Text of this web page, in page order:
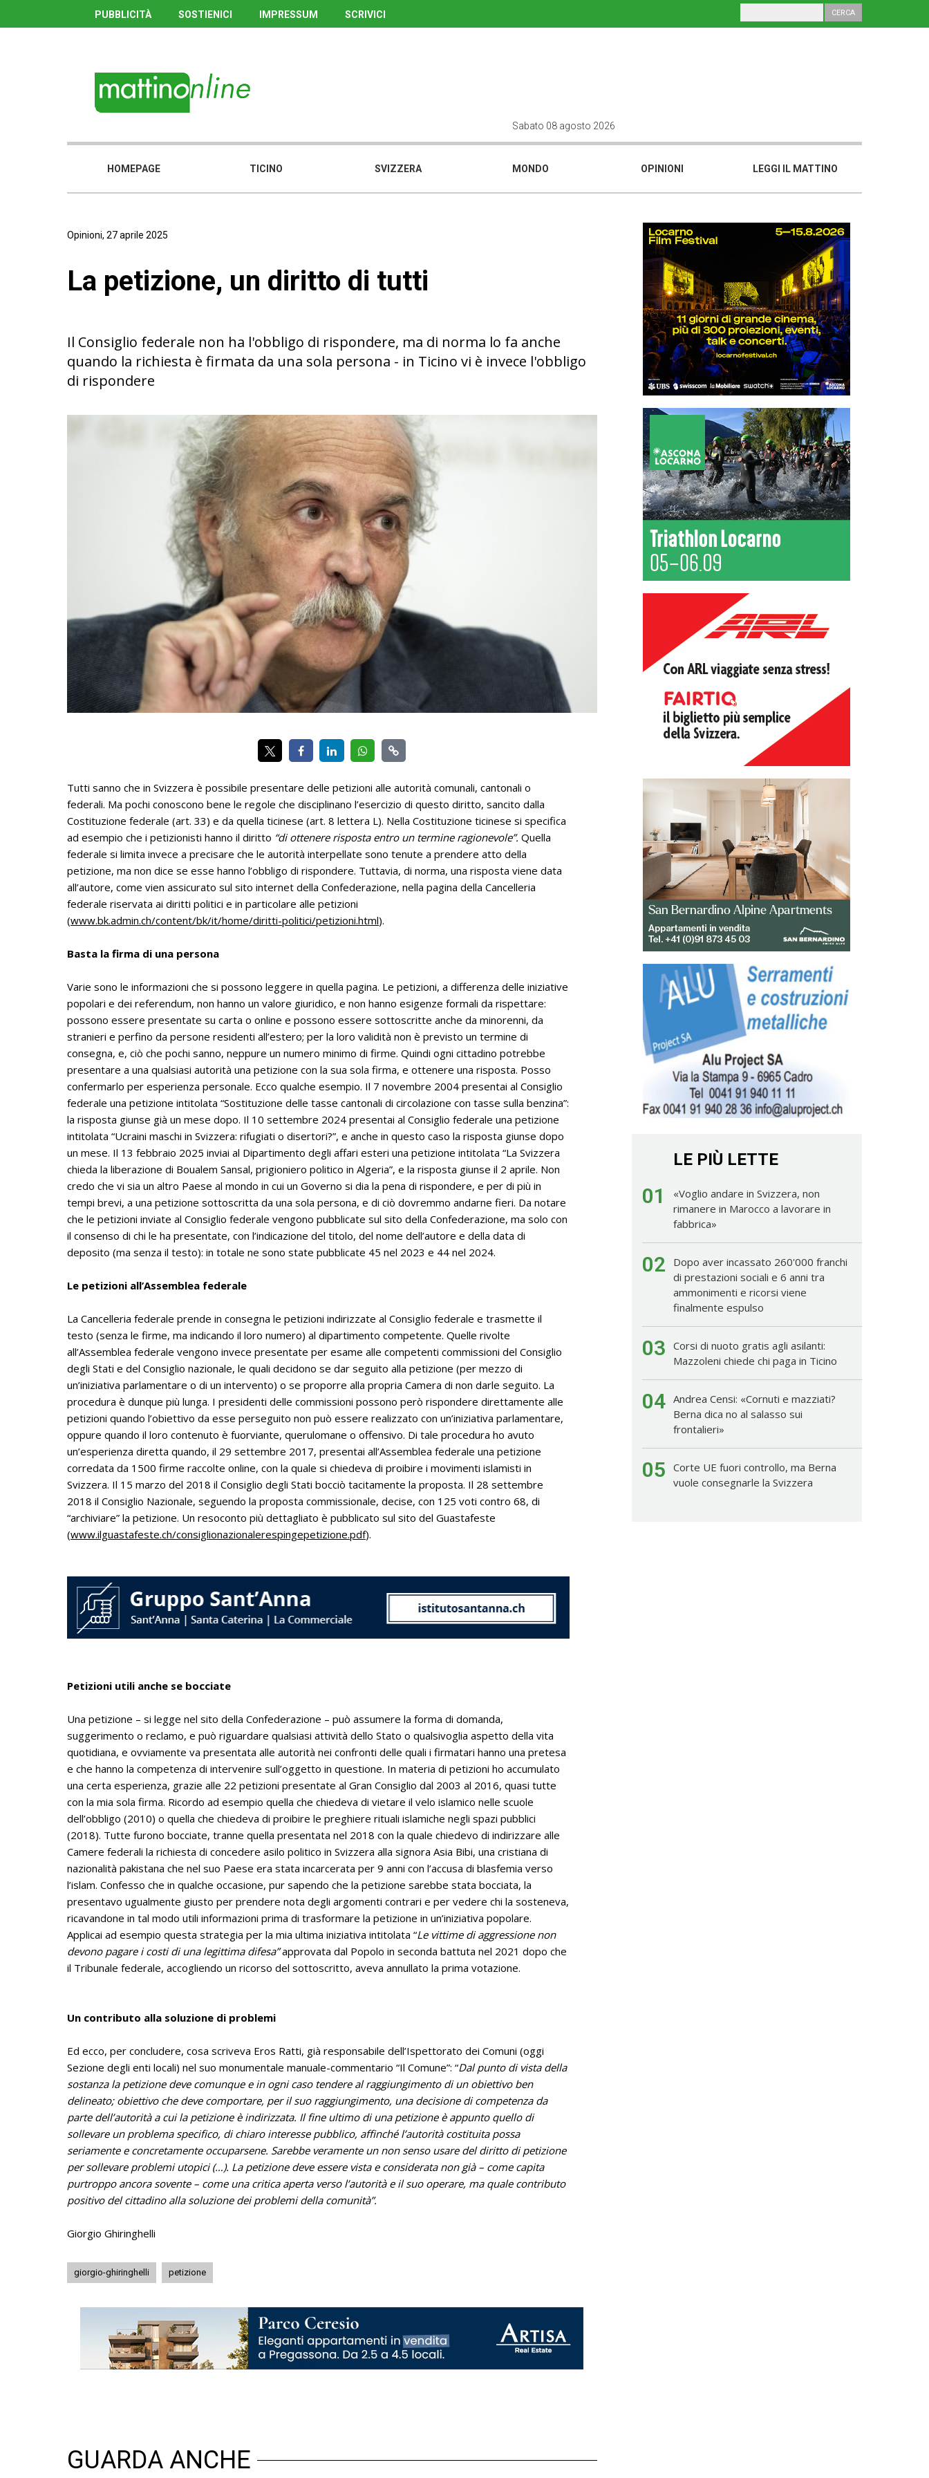
PUBBLICITÀ SOSTIENICI IMPRESSUM SCRIVICI
Sabato 08 agosto 2026
HOMEPAGE TICINO SVIZZERA MONDO OPINIONI LEGGI IL MATTINO
Opinioni, 27 aprile 2025
La petizione, un diritto di tutti
Il Consiglio federale non ha l'obbligo di rispondere, ma di norma lo fa anche
quando la richiesta è firmata da una sola persona - in Ticino vi è invece l'obbligo
di rispondere
Tutti sanno che in Svizzera è possibile presentare delle petizioni alle autorità comunali, cantonali o
federali. Ma pochi conoscono bene le regole che disciplinano l’esercizio di questo diritto, sancito dalla
Costituzione federale (art. 33) e da quella ticinese (art. 8 lettera L). Nella Costituzione ticinese si specifica
ad esempio che i petizionisti hanno il diritto “di ottenere risposta entro un termine ragionevole”. Quella
federale si limita invece a precisare che le autorità interpellate sono tenute a prendere atto della
petizione, ma non dice se esse hanno l’obbligo di rispondere. Tuttavia, di norma, una risposta viene data
all’autore, come vien assicurato sul sito internet della Confederazione, nella pagina della Cancelleria
federale riservata ai diritti politici e in particolare alle petizioni
(www.bk.admin.ch/content/bk/it/home/diritti-politici/petizioni.html).
Basta la firma di una persona
Varie sono le informazioni che si possono leggere in quella pagina. Le petizioni, a differenza delle iniziative
popolari e dei referendum, non hanno un valore giuridico, e non hanno esigenze formali da rispettare:
possono essere presentate su carta o online e possono essere sottoscritte anche da minorenni, da
stranieri e perfino da persone residenti all’estero; per la loro validità non è previsto un termine di
consegna, e, ciò che pochi sanno, neppure un numero minimo di firme. Quindi ogni cittadino potrebbe
presentare a una qualsiasi autorità una petizione con la sua sola firma, e ottenere una risposta. Posso
confermarlo per esperienza personale. Ecco qualche esempio. Il 7 novembre 2004 presentai al Consiglio
federale una petizione intitolata “Sostituzione delle tasse cantonali di circolazione con tasse sulla benzina”:
la risposta giunse già un mese dopo. Il 10 settembre 2024 presentai al Consiglio federale una petizione
intitolata “Ucraini maschi in Svizzera: rifugiati o disertori?”, e anche in questo caso la risposta giunse dopo
un mese. Il 13 febbraio 2025 inviai al Dipartimento degli affari esteri una petizione intitolata “La Svizzera
chieda la liberazione di Boualem Sansal, prigioniero politico in Algeria”, e la risposta giunse il 2 aprile. Non
credo che vi sia un altro Paese al mondo in cui un Governo si dia la pena di rispondere, e per di più in
tempi brevi, a una petizione sottoscritta da una sola persona, e di ciò dovremmo andarne fieri. Da notare
che le petizioni inviate al Consiglio federale vengono pubblicate sul sito della Confederazione, ma solo con
il consenso di chi le ha presentate, con l’indicazione del titolo, del nome dell’autore e della data di
deposito (ma senza il testo): in totale ne sono state pubblicate 45 nel 2023 e 44 nel 2024.
Le petizioni all’Assemblea federale
La Cancelleria federale prende in consegna le petizioni indirizzate al Consiglio federale e trasmette il
testo (senza le firme, ma indicando il loro numero) al dipartimento competente. Quelle rivolte
all’Assemblea federale vengono invece presentate per esame alle competenti commissioni del Consiglio
degli Stati e del Consiglio nazionale, le quali decidono se dar seguito alla petizione (per mezzo di
un’iniziativa parlamentare o di un intervento) o se proporre alla propria Camera di non darle seguito. La
procedura è dunque più lunga. I presidenti delle commissioni possono però rispondere direttamente alle
petizioni quando l’obiettivo da esse perseguito non può essere realizzato con un’iniziativa parlamentare,
oppure quando il loro contenuto è fuorviante, querulomane o offensivo. Di tale procedura ho avuto
un’esperienza diretta quando, il 29 settembre 2017, presentai all’Assemblea federale una petizione
corredata da 1500 firme raccolte online, con la quale si chiedeva di proibire i movimenti islamisti in
Svizzera. Il 15 marzo del 2018 il Consiglio degli Stati bocciò tacitamente la proposta. Il 28 settembre
2018 il Consiglio Nazionale, seguendo la proposta commissionale, decise, con 125 voti contro 68, di
“archiviare” la petizione. Un resoconto più dettagliato è pubblicato sul sito del Guastafeste
(www.ilguastafeste.ch/consiglionazionalerespingepetizione.pdf).
Petizioni utili anche se bocciate
Una petizione – si legge nel sito della Confederazione – può assumere la forma di domanda,
suggerimento o reclamo, e può riguardare qualsiasi attività dello Stato o qualsivoglia aspetto della vita
quotidiana, e ovviamente va presentata alle autorità nei confronti delle quali i firmatari hanno una pretesa
e che hanno la competenza di intervenire sull’oggetto in questione. In materia di petizioni ho accumulato
una certa esperienza, grazie alle 22 petizioni presentate al Gran Consiglio dal 2003 al 2016, quasi tutte
con la mia sola firma. Ricordo ad esempio quella che chiedeva di vietare il velo islamico nelle scuole
dell’obbligo (2010) o quella che chiedeva di proibire le preghiere rituali islamiche negli spazi pubblici
(2018). Tutte furono bocciate, tranne quella presentata nel 2018 con la quale chiedevo di indirizzare alle
Camere federali la richiesta di concedere asilo politico in Svizzera alla signora Asia Bibi, una cristiana di
nazionalità pakistana che nel suo Paese era stata incarcerata per 9 anni con l’accusa di blasfemia verso
l’islam. Confesso che in qualche occasione, pur sapendo che la petizione sarebbe stata bocciata, la
presentavo ugualmente giusto per prendere nota degli argomenti contrari e per vedere chi la sosteneva,
ricavandone in tal modo utili informazioni prima di trasformare la petizione in un’iniziativa popolare.
Applicai ad esempio questa strategia per la mia ultima iniziativa intitolata “Le vittime di aggressione non
devono pagare i costi di una legittima difesa”approvata dal Popolo in seconda battuta nel 2021 dopo che
il Tribunale federale, accogliendo un ricorso del sottoscritto, aveva annullato la prima votazione.
Un contributo alla soluzione di problemi
Ed ecco, per concludere, cosa scriveva Eros Ratti, già responsabile dell’Ispettorato dei Comuni (oggi
Sezione degli enti locali) nel suo monumentale manuale-commentario “Il Comune”: “Dal punto di vista della
sostanza la petizione deve comunque e in ogni caso tendere al raggiungimento di un obiettivo ben
delineato; obiettivo che deve comportare, per il suo raggiungimento, una decisione di competenza da
parte dell’autorità a cui la petizione è indirizzata. Il fine ultimo di una petizione è appunto quello di
sollevare un problema specifico, di chiaro interesse pubblico, affinché l’autorità costituita possa
seriamente e concretamente occuparsene. Sarebbe veramente un non senso usare del diritto di petizione
per sollevare problemi utopici (…). La petizione deve essere vista e considerata non già – come capita
purtroppo ancora sovente – come una critica aperta verso l’autorità e il suo operare, ma quale contributo
positivo del cittadino alla soluzione dei problemi della comunità”.
Giorgio Ghiringhelli
giorgio-ghiringhelli petizione
GUARDA ANCHE
LE PIÙ LETTE
01
«Voglio andare in Svizzera, non
rimanere in Marocco a lavorare in
fabbrica»
02
Dopo aver incassato 260'000 franchi
di prestazioni sociali e 6 anni tra
ammonimenti e ricorsi viene
finalmente espulso
03 Corsi di nuoto gratis agli asilanti:
Mazzoleni chiede chi paga in Ticino
04 Andrea Censi: «Cornuti e mazziati?
Berna dica no al salasso sui
frontalieri»
05 Corte UE fuori controllo, ma Berna
vuole consegnarle la Svizzera